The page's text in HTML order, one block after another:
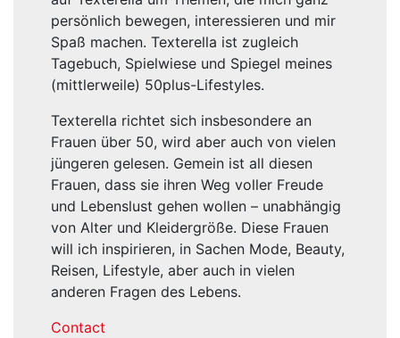
persönlich bewegen, interessieren und mir
Spaß machen. Texterella ist zugleich
Tagebuch, Spielwiese und Spiegel meines
(mittlerweile) 50plus-Lifestyles.
Texterella richtet sich insbesondere an
Frauen über 50, wird aber auch von vielen
jüngeren gelesen. Gemein ist all diesen
Frauen, dass sie ihren Weg voller Freude
und Lebenslust gehen wollen – unabhängig
von Alter und Kleidergröße. Diese Frauen
will ich inspirieren, in Sachen Mode, Beauty,
Reisen, Lifestyle, aber auch in vielen
anderen Fragen des Lebens.
Contact